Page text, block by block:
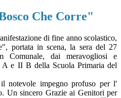
Che Corre"
di fine anno scolastico,
portata in scena, la sera del 27
Comunale, dai meravogliosi e
e II B della Scuola Primaria del
notevole impegno profuso per l'
Un sincero Grazie ai Genitori per